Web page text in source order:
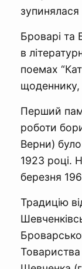
Броварі та
в
поемах
щоденнику,
Перший
роботи
Верни)
1923 році.
березня
Традицію
Товариства